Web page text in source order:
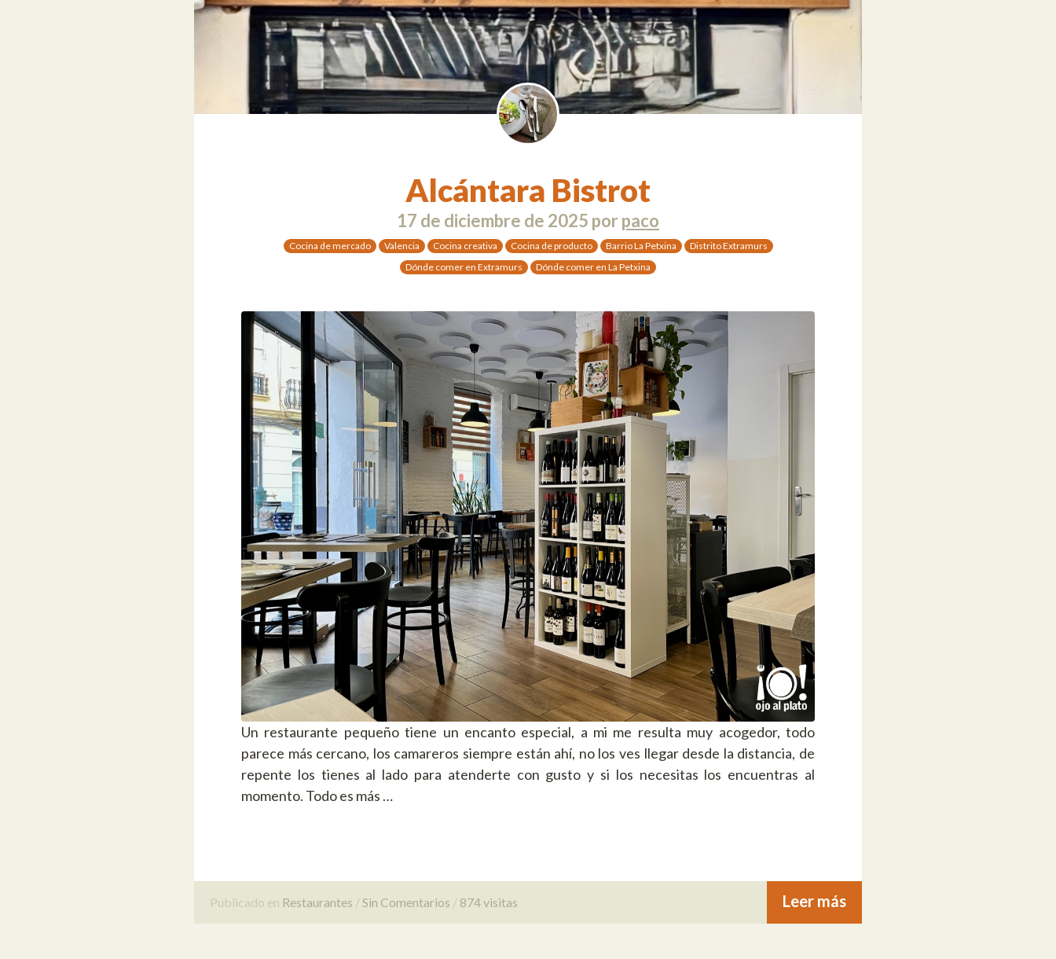
Alcántara Bistrot
17 de diciembre de 2025 por paco
Cocina de mercado Valencia Cocina creativa Cocina de producto Barrio La Petxina
Distrito Extramurs
Dónde comer en Extramurs
Dónde comer en La Petxina
Un restaurante pequeño tiene un encanto especial, a mi me resulta muy acogedor, todo
parece más cercano, los camareros siempre están ahí, no los ves llegar desde la distancia, de
repente los tienes al lado para atenderte con gusto y si los necesitas los encuentras al
momento. Todo es más …
Publicado en Restaurantes Sin Comentarios 874 visitas Leer más